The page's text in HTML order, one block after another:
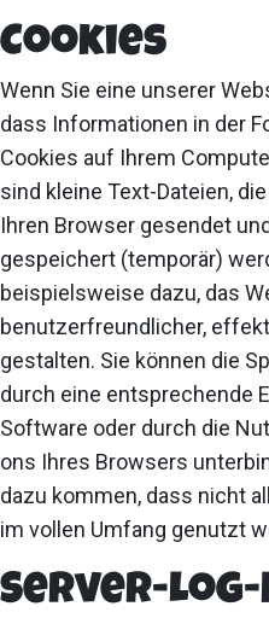
Cookies
Wenn Sie eine unserer
dass Informationen in der
Cookies auf Ihrem
sind kleine Text-Dateien,
Ihren Browser gesendet
gespeichert (temporär)
beispielsweise dazu, das
benutzerfreundlicher,
gestalten. Sie können die
durch eine entsprechende
Software oder durch die
ons Ihres Browsers
dazu kommen, dass nicht
im vollen Umfang genutzt
Server-